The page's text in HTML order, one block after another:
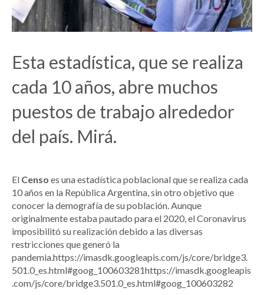
Esta estadística, que se realiza
cada 10 años, abre muchos
puestos de trabajo alrededor
del país. Mirá.
El Censo es una estadística poblacional que se realiza cada
10 años en la República Argentina, sin otro objetivo que
conocer la demografía de su población. Aunque
originalmente estaba pautado para el 2020, el Coronavirus
imposibilitó su realización debido a las diversas
restricciones que generó la
pandemia.https://imasdk.googleapis.com/js/core/bridge3.
501.0_es.html#goog_100603281https://imasdk.googleapis
.com/js/core/bridge3.501.0_es.html#goog_100603282